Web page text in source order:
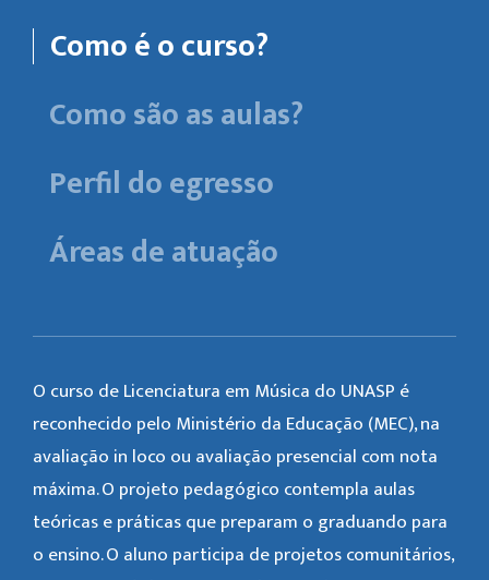
Como é o curso?
Como são as aulas?
Perfil do egresso
Áreas de atuação
O curso de Licenciatura em Música do UNASP é
reconhecido pelo Ministério da Educação (MEC), na
avaliação in loco ou avaliação presencial com nota
máxima. O projeto pedagógico contempla aulas
teóricas e práticas que preparam o graduando para
o ensino. O aluno participa de projetos comunitários,